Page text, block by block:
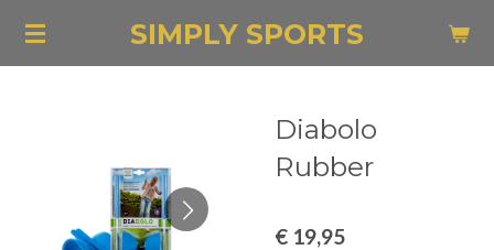
Ga
SIMPLY SPORTS
Diabolo
Rubber
€ 19,95